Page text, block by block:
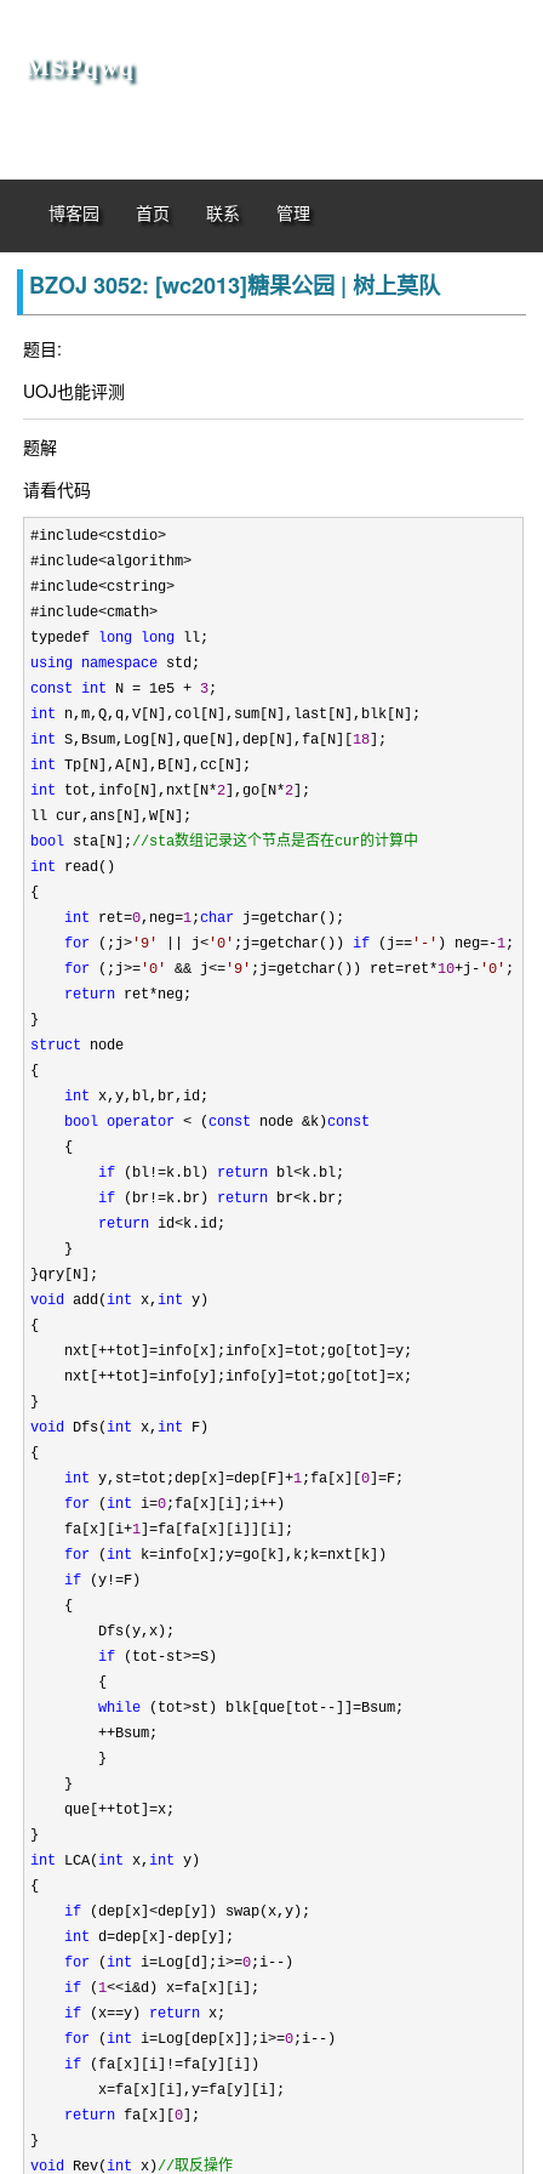
MSPqwq
博客园 首页 联系 管理
BZOJ 3052: [wc2013]糖果公园 | 树上莫队
题目:
UOJ也能评测
题解
请看代码
#include<cstdio>
#include<algorithm>
#include<cstring>
#include<cmath>
typedef
long long
using namespace
const int N = 1e5 + 3
int
int S,Bsum,Log[N],que[N],dep[N],fa[N][ 18
int
int tot,info[N],nxt[N*2 ],go[N*2 ];
bool sta[N];//sta数组记录这个节点是否在cur的计算中
int read()
{
int ret=0,neg=1;char j=getchar();
for (;j> '9 ' || j< '0 ' ;j=getchar()) if (j== ' - ' ) neg=-1;
for (;j>= '0 ' && j<= '9 ' ;j=getchar()) ret=ret*10+j- '0 ' ;
return ret*neg;
struct node
{
int x,y,bl,br,id;
bool operator < (const node &k)const
    {
if (bl!=k.bl) return bl<k.bl;
if (br!=k.br) return br<k.br;
return id<k.id;
    }
void add(int x, int y)
{
    nxt[
++tot]=info[x];info[x]=tot;go[tot]=y;
    nxt[
++tot]=info[y];info[y]=tot;go[tot]=x;
void Dfs(int x, int F)
{
int y,st=tot;dep[x]=dep[F]+1;fa[x][ 0 ]=F;
for (int i=0;fa[x][i];i++ )
    fa[x][i
+1 ]=fa[fa[x][i]][i];
for (int k=info[x];y=go[k],k;k=nxt[k])
if (y!=F)
    {
        Dfs(y,x);
if (tot-st>=S)
        {
while (tot>st) blk[que[tot--]]=Bsum;
++Bsum;
        }
    }
    que[
++tot]=x;
int LCA(int x, int y)
{
if (dep[x]<dep[y]) swap(x,y);
int d=dep[x]-dep[y];
for (int i=Log[d];i>=0;i-- )
if (1<<i&d) x=fa[x][i];
if (x==y) return x;
for (int i=Log[dep[x]];i>=0;i-- )
if (fa[x][i]!=fa[y][i])
        x
=fa[x][i],y=fa[y][i];
return fa[x][ 0 ];
void Rev(int x)//取反操作